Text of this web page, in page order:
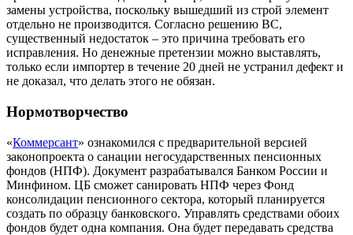
замены устройства, поскольку вышедший из строй элемент
отдельно не производится. Согласно решению ВС,
существенный недостаток – это причина требовать его
исправления. Но денежные претензии можно выставлять,
только если импортер в течение 20 дней не устранил дефект и
не доказал, что делать этого не обязан.
Нормотворчество
«Коммерсант» ознакомился с предварительной версией
законопроекта о санации негосударственных пенсионных
фондов (НПФ). Документ разрабатывался Банком России и
Минфином. ЦБ сможет санировать НПФ через Фонд
консолидации пенсионного сектора, который планируется
создать по образцу банковского. Управлять средствами обоих
фондов будет одна компания. Она будет передавать средства